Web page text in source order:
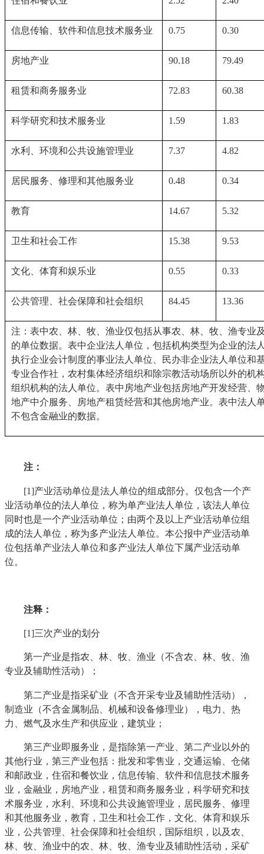
信息传输、软件和信息技术服务业 0.75 0.30
房地产业 90.18 79.49
租赁和商务服务业 72.83 60.38
科学研究和技术服务业 1.59 1.83
水利、环境和公共设施管理业 7.37 4.82
居民服务、修理和其他服务业 0.48 0.34
教育 14.67 5.32
卫生和社会工作 15.38 9.53
文化、体育和娱乐业 0.55 0.33
公共管理、社会保障和社会组织 84.45 13.36
注：表中农、林、牧、渔业仅包括从事农、林、牧、渔专业
的单位数据。表中企业法人单位，包括机构类型为企业的法
执行企业会计制度的事业法人单位、民办非企业法人单位和
专业合作社，农村集体经济组织和除宗教活动场所以外的机
组织机构的法人单位。表中房地产业包括房地产开发经营、
地产中介服务、房地产租赁经营和其他房地产业。表中法人
不包含金融业的数据。
注：
[1]产业活动单位是法人单位的组成部分。仅包含一个产
业活动单位的法人单位，称为单产业法人单位，该法人单位
同时也是一个产业活动单位；由两个及以上产业活动单位组
成的法人单位，称为多产业法人单位。本公报中产业活动单
位包括单产业法人单位和多产业法人单位下属产业活动单
位。
注释：
[1]三次产业的划分
第一产业是指农、林、牧、渔业（不含农、林、牧、渔
专业及辅助性活动）；
第二产业是指采矿业（不含开采专业及辅助性活动），
制造业（不含金属制品、机械和设备修理业），电力、热
力、燃气及水生产和供应业，建筑业；
第三产业即服务业，是指除第一产业、第二产业以外的
其他行业，第三产业包括：批发和零售业，交通运输、仓储
和邮政业，住宿和餐饮业，信息传输、软件和信息技术服务
业，金融业，房地产业，租赁和商务服务业，科学研究和技
术服务业，水利、环境和公共设施管理业，居民服务、修理
和其他服务业，教育，卫生和社会工作，文化、体育和娱乐
业，公共管理、社会保障和社会组织，国际组织，以及农、
林、牧、渔业中的农、林、牧、渔专业及辅助性活动，采矿